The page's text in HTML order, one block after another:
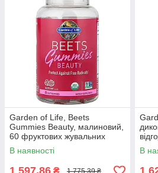
Garden of Life, Beets
Gummies Beauty, малиновий,
60 фруктових жувальних
мармеладок в Україні
оригінал
В наявності
1 597,86 ₴ 1 775,39 ₴
В
1